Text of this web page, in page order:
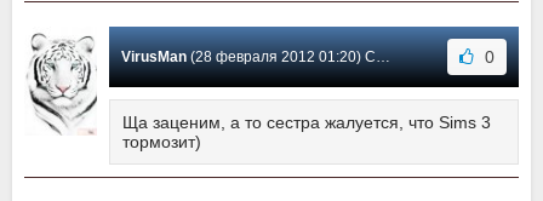
VirusMan(28 февраля 2012 01:20) Сообщение #4 0
Ща заценим, а то сестра жалуется, что Sims 3
тормозит)